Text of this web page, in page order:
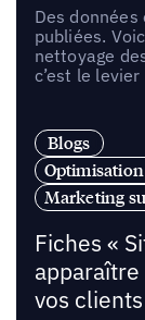
Des
publiées.
nettoyage
c’est le
Blogs
Optimisation
Marketing
Fiches «
vos